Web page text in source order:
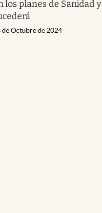
los planes de Sanidad y
de Octubre de 2024